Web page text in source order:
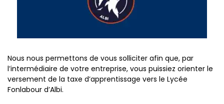
Nous nous permettons de vous solliciter afin que, par
l’intermédiaire de votre entreprise, vous puissiez orienter le
versement de la taxe d’apprentissage vers le Lycée
Fonlabour d’Albi.